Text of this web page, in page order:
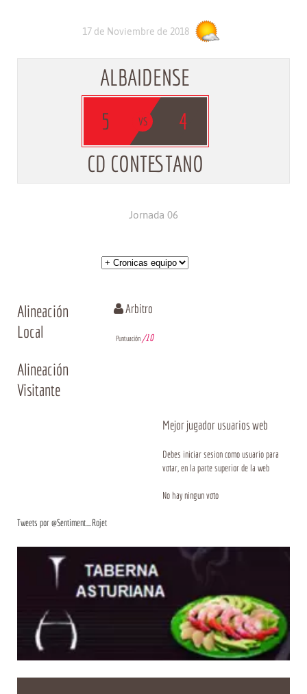
17 de Noviembre de 2018
ALBAIDENSE
5
4
CD CONTESTANO
Jornada 06
Alineación
Local
Alineación
Visitante
Arbitro
Puntuación /10
Mejor jugador usuarios web
Debes iniciar sesion como usuario para
votar, en la parte superior de la web
No hay ningun voto
Tweets por @Sentiment_Rojet